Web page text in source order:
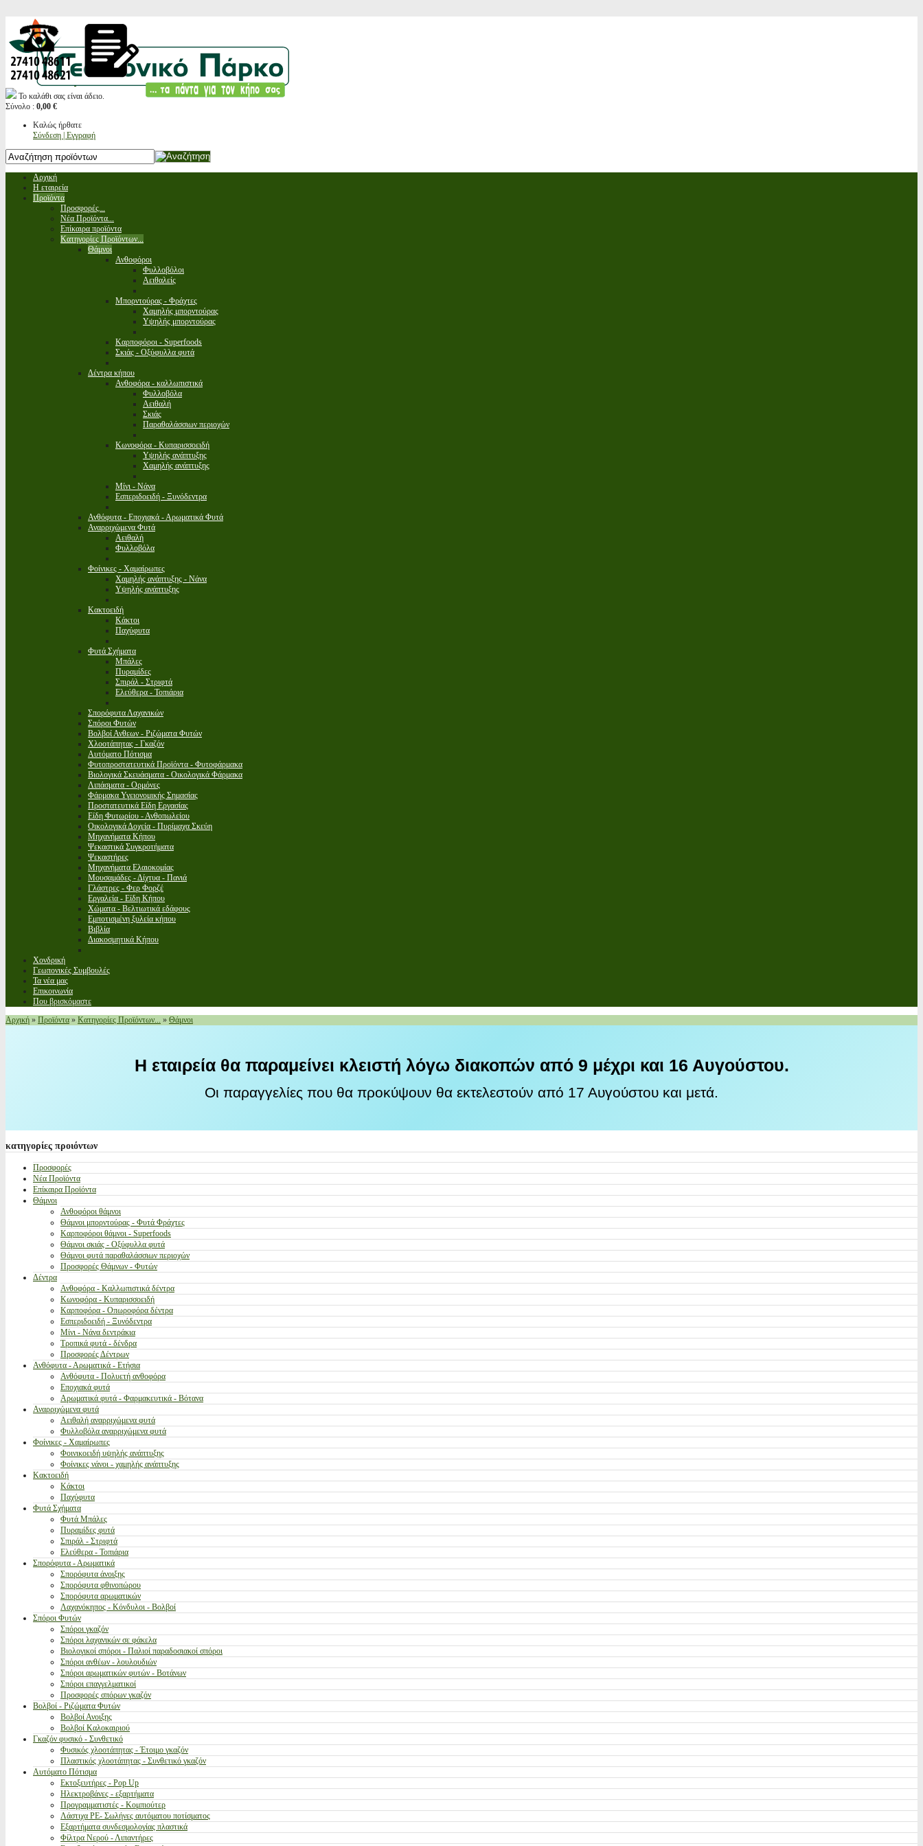
Το καλάθι σας είναι άδειο.
Σύνολο : 0,00 €
Καλώς ήρθατε
Σύνδεση | Εγγραφή
Αρχική
Η εταιρεία
Προϊόντα
Προσφορές...
Νέα Προϊόντα...
Επίκαιρα προϊόντα
Κατηγορίες Προϊόντων...
Θάμνοι
Ανθοφόροι
Φυλλοβόλοι
Αειθαλείς
Μπορντούρας - Φράχτες
Χαμηλής μπορντούρας
Υψηλής μπορντούρας
Καρποφόροι - Superfoods
Σκιάς - Οξύφυλλα φυτά
Δέντρα κήπου
Ανθοφόρα - καλλωπιστικά
Φυλλοβόλα
Αειθαλή
Σκιάς
Παραθαλάσσιων περιοχών
Κωνοφόρα - Κυπαρισσοειδή
Υψηλής ανάπτυξης
Χαμηλής ανάπτυξης
Μίνι - Νάνα
Εσπεριδοειδή - Ξυνόδεντρα
Ανθόφυτα - Εποχιακά - Αρωματικά Φυτά
Αναρριχώμενα Φυτά
Αειθαλή
Φυλλοβόλα
Φοίνικες - Χαμαίρωπες
Χαμηλής ανάπτυξης - Νάνα
Υψηλής ανάπτυξης
Κακτοειδή
Κάκτοι
Παχύφυτα
Φυτά Σχήματα
Μπάλες
Πυραμίδες
Σπιράλ - Στριφτά
Ελεύθερα - Τοπιάρια
Σπορόφυτα Λαχανικών
Σπόροι Φυτών
Βολβοί Ανθεων - Ριζώματα Φυτών
Χλοοτάπητας - Γκαζόν
Αυτόματο Πότισμα
Φυτοπροστατευτικά Προϊόντα - Φυτοφάρμακα
Βιολογικά Σκευάσματα - Οικολογικά Φάρμακα
Λιπάσματα - Ορμόνες
Φάρμακα Υγειονομικής Σημασίας
Προστατευτικά Είδη Εργασίας
Είδη Φυτωρίου - Ανθοπωλείου
Οικολογικά Δοχεία - Πυρίμαχα Σκεύη
Μηχανήματα Κήπου
Ψεκαστικά Συγκροτήματα
Ψεκαστήρες
Μηχανήματα Ελαιοκομίας
Μουσαμάδες - Δίχτυα - Πανιά
Γλάστρες - Φερ Φορζέ
Εργαλεία - Είδη Κήπου
Χώματα - Βελτιωτικά εδάφους
Εμποτισμένη ξυλεία κήπου
Βιβλία
Διακοσμητικά Κήπου
Χονδρική
Γεωπονικές Συμβουλές
Τα νέα μας
Επικοινωνία
Που βρισκόμαστε
Αρχική » Προϊόντα » Κατηγορίες Προϊόντων... » Θάμνοι
Η εταιρεία θα παραμείνει κλειστή λόγω διακοπών από 9 μέχρι και 16 Αυγούστου.
Οι παραγγελίες που θα προκύψουν θα εκτελεστούν από 17 Αυγούστου και μετά.
κατηγορίες προιόντων
Προσφορές
Νέα Προϊόντα
Επίκαιρα Προϊόντα
Θάμνοι
Ανθοφόροι θάμνοι
Θάμνοι μπορντούρας - Φυτά Φράχτες
Καρποφόροι θάμνοι - Superfoods
Θάμνοι σκιάς - Οξύφυλλα φυτά
Θάμνοι φυτά παραθαλάσσιων περιοχών
Προσφορές Θάμνων - Φυτών
Δέντρα
Ανθοφόρα - Καλλωπιστικά δέντρα
Κωνοφόρα - Κυπαρισσοειδή
Καρποφόρα - Οπωροφόρα δέντρα
Εσπεριδοειδή - Ξυνόδεντρα
Μίνι - Νάνα δεντράκια
Τροπικά φυτά - δένδρα
Προσφορές Δέντρων
Ανθόφυτα - Αρωματικά - Ετήσια
Ανθόφυτα - Πολυετή ανθοφόρα
Εποχιακά φυτά
Αρωματικά φυτά - Φαρμακευτικά - Βότανα
Αναρριχώμενα φυτά
Αειθαλή αναρριχώμενα φυτά
Φυλλοβόλα αναρριχώμενα φυτά
Φοίνικες - Χαμαίρωπες
Φοινικοειδή υψηλής ανάπτυξης
Φοίνικες νάνοι - χαμηλής ανάπτυξης
Κακτοειδή
Κάκτοι
Παχύφυτα
Φυτά Σχήματα
Φυτά Μπάλες
Πυραμίδες φυτά
Σπιράλ - Στριφτά
Ελεύθερα - Τοπιάρια
Σπορόφυτα - Αρωματικά
Σπορόφυτα άνοιξης
Σπορόφυτα φθινοπώρου
Σπορόφυτα αρωματικών
Λαχανόκηπος - Κόνδυλοι - Βολβοί
Σπόροι Φυτών
Σπόροι γκαζόν
Σπόροι λαχανικών σε φάκελα
Βιολογικοί σπόροι - Παλιοί παραδοσιακοί σπόροι
Σπόροι ανθέων - λουλουδιών
Σπόροι αρωματικών φυτών - Βοτάνων
Σπόροι επαγγελματικοί
Προσφορές σπόρων γκαζόν
Βολβοί - Ριζώματα Φυτών
Βολβοί Ανοιξης
Βολβοί Καλοκαιριού
Γκαζόν φυσικό - Συνθετικό
Φυσικός χλοοτάπητας - Έτοιμο γκαζόν
Πλαστικός χλοοτάπητας - Συνθετικό γκαζόν
Αυτόματο Πότισμα
Εκτοξευτήρες - Pop Up
Ηλεκτροβάνες - εξαρτήματα
Προγραμματιστές - Κομπιούτερ
Λάστιχα PE- Σωλήνες αυτόματου ποτίσματος
Εξαρτήματα συνδεσμολογίας πλαστικά
Φίλτρα Νερού - Λιπαντήρες